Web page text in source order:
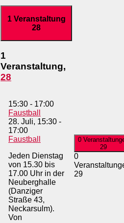
1 Veranstaltung
28
1
Veranstaltung,
28
15:30 - 17:00
Faustball
28. Juli, 15:30 -
17:00
Faustball
Jeden Dienstag
von 15.30 bis
17.00 Uhr in der
Neuberghalle
(Danziger
Straße 43,
Neckarsulm).
Von
0
29
0
29